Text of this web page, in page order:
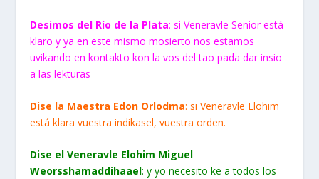
Desimos del Río de la Plata: si Veneravle Senior está
klaro y ya en este mismo mosierto nos estamos
uvikando en kontakto kon la vos del tao pada dar insio
a las lekturas
Dise la Maestra Edon Orlodma: si Veneravle Elohim
está klara vuestra indikasel, vuestra orden.
Dise el Veneravle Elohim Miguel
Weorsshamaddihaael: y yo necesito ke a todos los